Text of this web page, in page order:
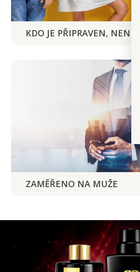
KDO JE PŘIPRAVEN, NENÍ
ZAMĚŘENO NA MUŽE